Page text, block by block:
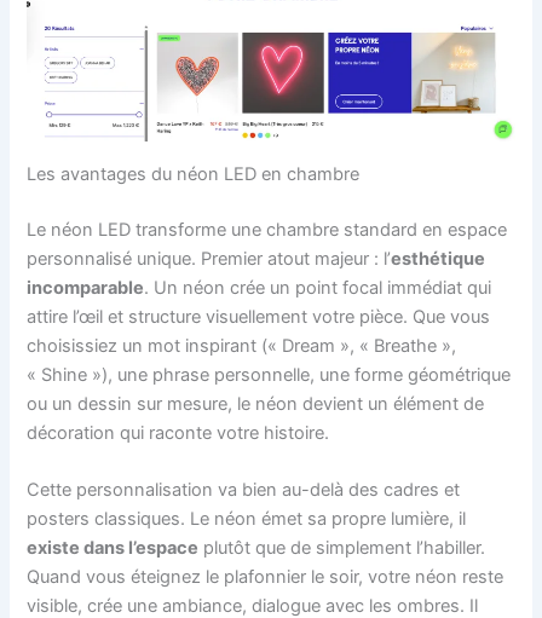
Les avantages du néon LED en chambre
Le néon LED transforme une chambre standard en espace
personnalisé unique. Premier atout majeur : l’esthétique
incomparable. Un néon crée un point focal immédiat qui
attire l’œil et structure visuellement votre pièce. Que vous
choisissiez un mot inspirant (« Dream », « Breathe »,
« Shine »), une phrase personnelle, une forme géométrique
ou un dessin sur mesure, le néon devient un élément de
décoration qui raconte votre histoire.
Cette personnalisation va bien au-delà des cadres et
posters classiques. Le néon émet sa propre lumière, il
existe dans l’espace plutôt que de simplement l’habiller.
Quand vous éteignez le plafonnier le soir, votre néon reste
visible, crée une ambiance, dialogue avec les ombres. Il